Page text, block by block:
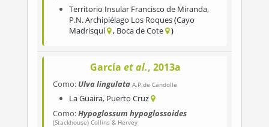
Territorio Insular Francisco de Miranda,
P.N. Archipiélago Los Roques Cayo
Madrisquí
Boca de Cote
García et al., 2013a
Como: Ulva lingulata A.P.de Candolle
La Guaira, Puerto Cruz
Como:Hypoglossum hypoglossoides
(Stackhouse) Collins & Hervey